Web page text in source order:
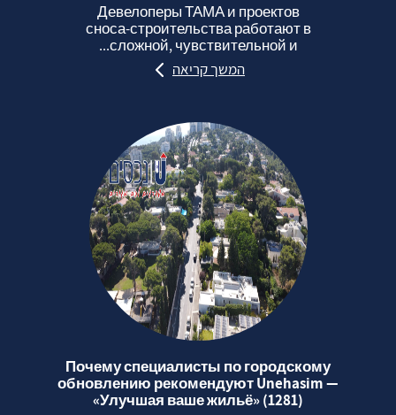
Девелоперы ТАМА и проектов
сноса‑строительства работают в
сложной, чувствительной и...
המשך קריאה
Почему специалисты по городскому
обновлению рекомендуют Unehasim —
«Улучшая ваше жильё» (1281)